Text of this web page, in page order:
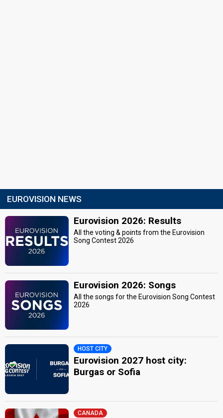
EUROVISION NEWS
Eurovision 2026: Results
All the voting & points from the Eurovision
Song Contest 2026
Eurovision 2026: Songs
All the songs for the Eurovision Song Contest
2026
HOST CITY
Eurovision 2027 host city:
Burgas or Sofia
CANADA